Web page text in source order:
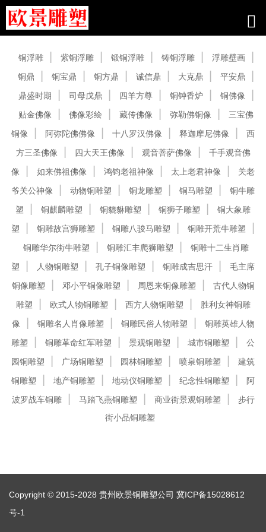
铜浮雕 紫铜浮雕 锻铜浮雕 铸铜浮雕
浮雕壁画
铜鼎
铜宝鼎 铜方鼎 诚信鼎 大克鼎
平安鼎
鼎盛时期
司母戊鼎 四羊方尊 铜钟香炉
铜佛像
贴金佛像
佛像彩绘 藏传佛像 弥勒佛铜像
三宝佛
铜像
阿弥陀佛佛像 十八罗汉佛像 释迦摩尼佛像
西
方三圣佛像
四大天王佛像 观音菩萨佛像
千手观音佛
像
如来佛祖佛像 鸿钧老祖神像 太上老君神像
关老
爷关公神像
动物铜雕塑 铜龙雕塑 铜马雕塑
铜牛雕
塑
铜麒麟雕塑 铜貔貅雕塑 铜狮子雕塑
铜大象雕
塑
铜雕故宫狮雕塑 铜雕八骏马雕塑
铜雕开荒牛雕塑
铜雕华尔街牛雕塑
铜雕汇丰爬狮雕塑
铜雕十二生肖雕
塑
人物铜雕塑 孔子铜像雕塑 铜雕成吉思汗
毛主席
铜像雕塑
邓小平铜像雕塑 周恩来铜像雕塑
古代人物铜
雕塑
欧式人物铜雕塑 西方人物铜雕塑
胜利女神铜雕
像
铜雕名人肖像雕塑 铜雕民俗人物雕塑
铜雕英雄人物
雕塑
铜雕革命红军雕塑 景观铜雕塑 城市铜雕塑
公
园铜雕塑
广场铜雕塑 园林铜雕塑 喷泉铜雕塑
建筑
铜雕塑
地产铜雕塑 地动仪铜雕塑 纪念性铜雕塑
阿
波罗战车铜雕
马踏飞燕铜雕塑 商业街景观铜雕塑
步行
街小品铜雕塑
Copyright © 2015-2028 贵州欧景铜雕塑公司 冀ICP备15028612
号-1